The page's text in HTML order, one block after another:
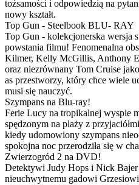
tożsamości i odpowiedzią na
nowy kształt.
Top Gun - Steelbook BLU- RAY
Top Gun - kolekcjonerska wersja
powstania filmu! Fenomenalna
Kilmer, Kelly McGillis, Anthony
oraz niezrównany Tom Cruise
as przestworzy, który chce wiele
musi się nauczyć.
Szympans na Blu-ray!
Ferie Lucy na tropikalnej wyspie
spędzonym na plaży z
kiedy udomowiony szympans
spokojna noc przerodziła się w
Zwierzogród 2 na DVD!
Detektywi Judy Hops i Nick Bajer
nieuchwytnemu gadowi